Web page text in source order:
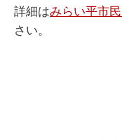
詳細はみらい平市
さい。